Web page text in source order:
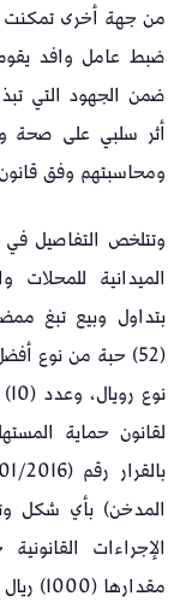
من جهة أخرى تمكنت
ضبط عامل وافد
ضمن الجهود التي
أثر سلبي على صحة
ومحاسبتهم وفق
وتتلخص التفاصيل في
الميدانية
بتداول وبيع تبغ
المدخن) بأي شكل
الإجراءات
مقدارها (1000) ريال عماني.